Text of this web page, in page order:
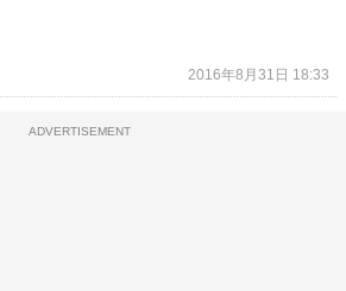
2016年8月31日 18:33
ADVERTISEMENT